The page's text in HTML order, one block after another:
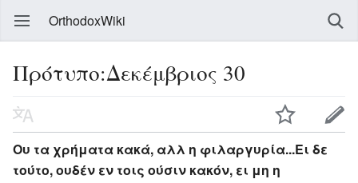
OrthodoxWiki
Πρότυπο:Δεκέμβριος 30
Ου τα χρήματα κακά, αλλ η φιλαργυρία...Ει δε
τούτο, ουδέν εν τοις ούσιν κακόν, ει μη η